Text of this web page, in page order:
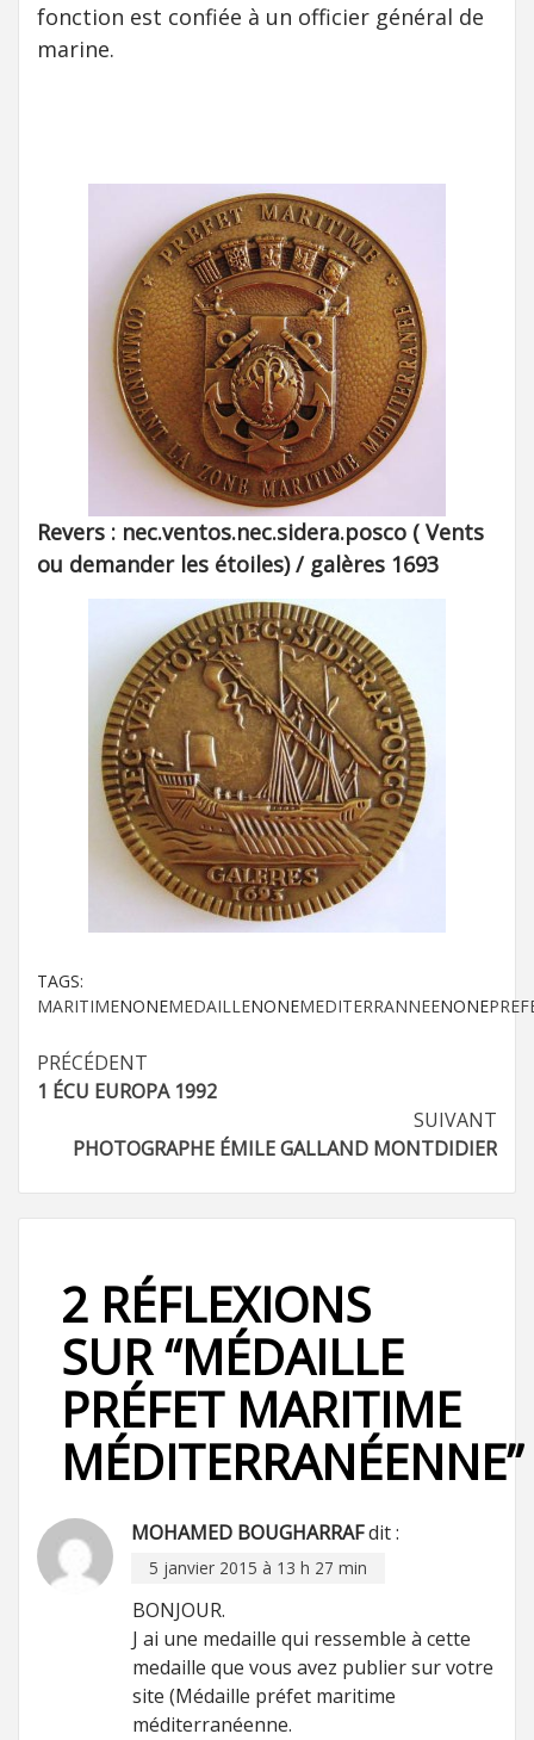
fonction est confiée à un officier général de
marine.
Revers : nec.ventos.nec.sidera.posco ( Vents
ou demander les étoiles) / galères 1693
TAGS:
MARITIMENONEMEDAILLENONEMEDITERRANNEENONE
Navigation
d’article
PRÉCÉDENT
1 ÉCU EUROPA 1992
SUIVANT
PHOTOGRAPHE ÉMILE GALLAND MONTDIDIER
2 RÉFLEXIONS
SUR “MÉDAILLE
PRÉFET MARITIME
MÉDITERRANÉENNE”
MOHAMED BOUGHARRAFdit :
5 janvier 2015 à 13 h 27 min
BONJOUR.
J ai une medaille qui ressemble à cette
medaille que vous avez publier sur votre
site (Médaille préfet maritime
méditerranéenne.